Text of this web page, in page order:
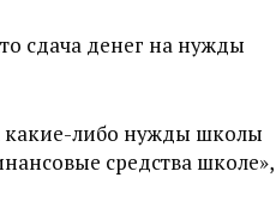
сдача денег на нужды
какие-либо нужды школы
средства школе»,